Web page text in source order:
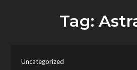
Tag:
Uncategorized